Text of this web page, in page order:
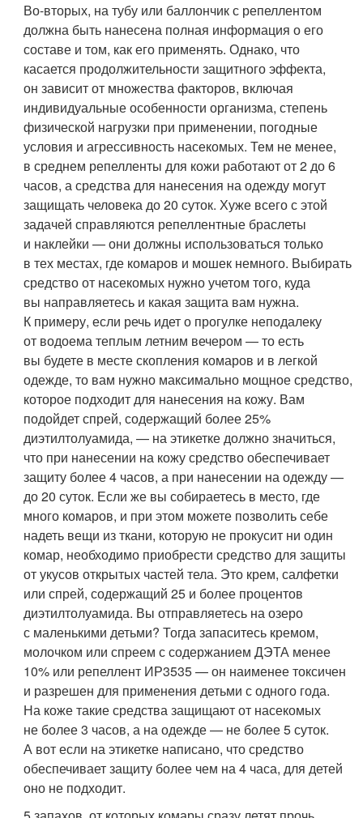
Во-вторых, на тубу или баллончик с репеллентом
должна быть нанесена полная информация о его
составе и том, как его применять. Однако, что
касается продолжительности защитного эффекта,
он зависит от множества факторов, включая
индивидуальные особенности организма, степень
физической нагрузки при применении, погодные
условия и агрессивность насекомых. Тем не менее,
в среднем репелленты для кожи работают от 2 до 6
часов, а средства для нанесения на одежду могут
защищать человека до 20 суток. Хуже всего с этой
задачей справляются репеллентные браслеты
и наклейки — они должны использоваться только
в тех местах, где комаров и мошек немного. Выбирать
средство от насекомых нужно учетом того, куда
вы направляетесь и какая защита вам нужна.
К примеру, если речь идет о прогулке неподалеку
от водоема теплым летним вечером — то есть
вы будете в месте скопления комаров и в легкой
одежде, то вам нужно максимально мощное средство,
которое подходит для нанесения на кожу. Вам
подойдет спрей, содержащий более 25%
диэтилтолуамида, — на этикетке должно значиться,
что при нанесении на кожу средство обеспечивает
защиту более 4 часов, а при нанесении на одежду —
до 20 суток. Если же вы собираетесь в место, где
много комаров, и при этом можете позволить себе
надеть вещи из ткани, которую не прокусит ни один
комар, необходимо приобрести средство для защиты
от укусов открытых частей тела. Это крем, салфетки
или спрей, содержащий 25 и более процентов
диэтилтолуамида. Вы отправляетесь на озеро
с маленькими детьми? Тогда запаситесь кремом,
молочком или спреем с содержанием ДЭТА менее
10% или репеллент ИР3535 — он наименее токсичен
и разрешен для применения детьми с одного года.
На коже такие средства защищают от насекомых
не более 3 часов, а на одежде — не более 5 суток.
А вот если на этикетке написано, что средство
обеспечивает защиту более чем на 4 часа, для детей
оно не подходит.